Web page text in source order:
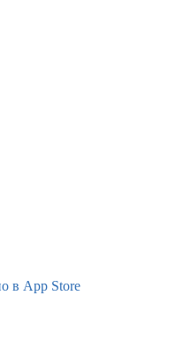
в App Store